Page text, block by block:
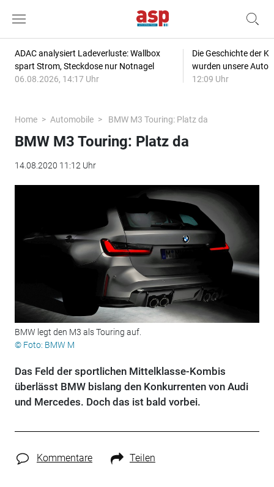
ADAC analysiert Ladeverluste: Wallbox
spart Strom, Steckdose nur Notnagel
06.08.2026, 14:17 Uhr
Die Geschichte der
wurden unsere
12:09 Uhr
Home Automobile BMW M3 Touring: Platz da
BMW M3 Touring: Platz da
14.08.2020 11:12 Uhr
BMW legt den M3 als Touring auf.
© Foto: BMW M
Das Feld der sportlichen Mittelklasse-Kombis
überlässt BMW bislang den Konkurrenten von Audi
und Mercedes. Doch das ist bald vorbei.
Kommentare Teilen